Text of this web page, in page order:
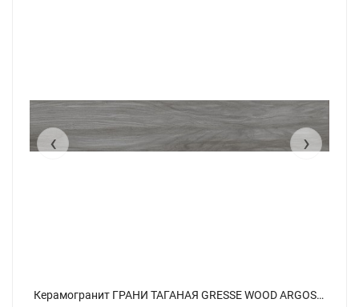
Керамогранит ГРАНИ ТАГАНАЯ GRESSE WOOD ARGOS BLACK POPLAR / Аргос Черный Тополь GRS13-01S матовый 20x120
‹ ›